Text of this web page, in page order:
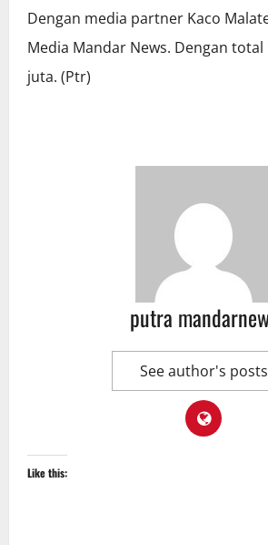
Dengan media partner Kaco
Media Mandar News. Dengan total
juta. (Ptr)
putra
See author's posts
Like this: